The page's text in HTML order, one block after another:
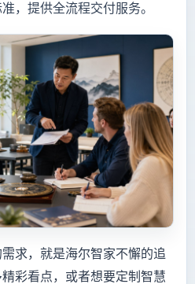
，提供全流程交付服务。
求，就是海尔智家不懈的追
彩看点，或者想要定制智慧